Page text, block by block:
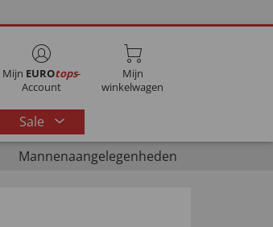
Mijn EUROtops-
Account
Mijn
winkelwagen
Sale
Mannenaangelegenheden